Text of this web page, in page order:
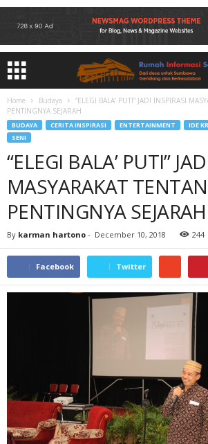
Home Budaya
“ELEGI BALA’ PUTI” JADI INSPIRASI
PENTINGNYA SEJARAH
BUDAYA CERITA INSPIRASI ENTERTAINMENT IDE
SENI
“ELEGI BALA’ PUTI”
MASYARAKAT
PENTINGNYA SEJARAH
By karman hartono - December 10, 2018 244
Facebook Twitter